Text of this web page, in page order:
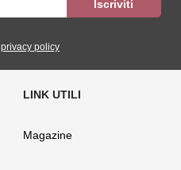
privacy policy
Magazine